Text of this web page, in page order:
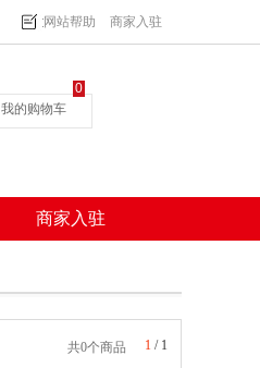
网站帮助 商家入驻
我的购物车
0
商家入驻
共0个商品 1 / 1